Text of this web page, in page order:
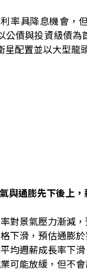
率具降息機會，
公債與投資級債為
星配置並以大型龍
與通膨先下後上
對景氣壓力漸減
下滑，預估通膨
均週薪成長率下
可能放緩，但不